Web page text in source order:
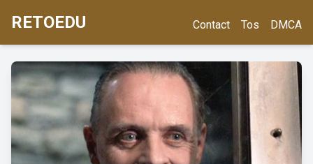
RETOEDU Contact Tos DMCA